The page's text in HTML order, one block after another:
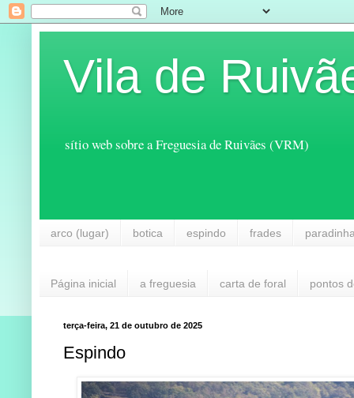
Vila de
sítio web sobre a Freguesia de Ruivães (VRM)
arco (lugar) botica espindo frades
Página inicial a freguesia carta de foral pontos
terça-feira, 21 de outubro de 2025
Espindo